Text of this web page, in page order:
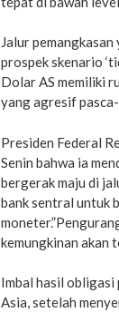
Jalur
prospek skenario
Dolar AS memiliki
yang agresif
Presiden Federal
Senin bahwa ia
bergerak maju di
bank sentral untuk
kemungkinan akan
Imbal hasil obligasi
Asia, setelah